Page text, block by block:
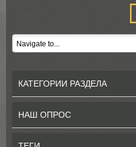
КАТЕГОРИИ РАЗДЕЛА
НАШ ОПРОС